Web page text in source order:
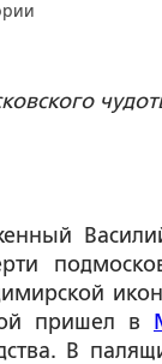
пришел в
В